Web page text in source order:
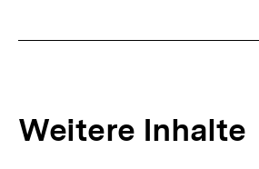
Weitere Inhalte